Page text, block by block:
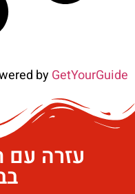
byGetYourGuide
עזרה עם